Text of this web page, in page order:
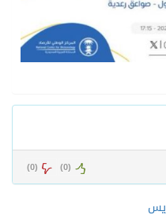
(
0
) (
0
)